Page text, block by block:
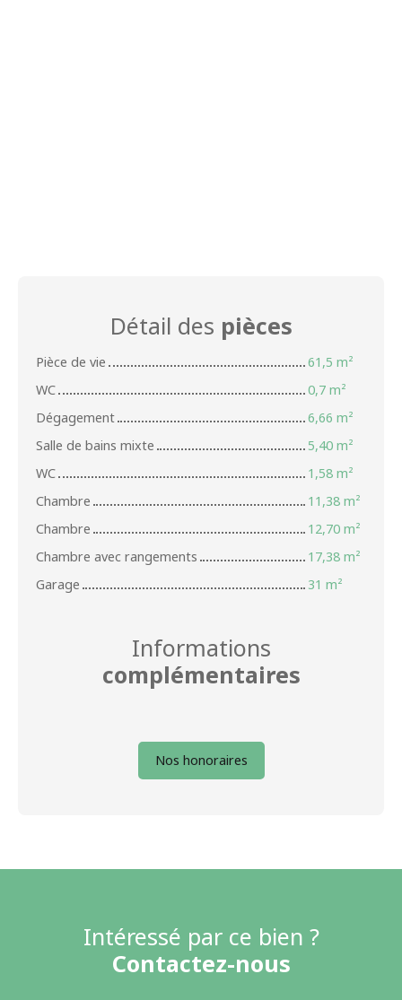
Détail des pièces
Pièce de vie
61,5 m²
WC
0,7 m²
Dégagement
6,66 m²
Salle de bains mixte
5,40 m²
WC
1,58 m²
Chambre
11,38 m²
Chambre
12,70 m²
Chambre avec rangements
17,38 m²
Garage
31 m²
Informations
complémentaires
Nos honoraires
Intéressé par ce bien ?
Contactez-nous